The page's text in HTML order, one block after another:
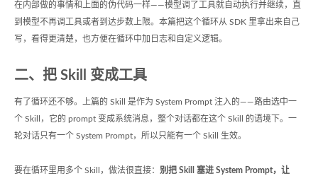
在内部做的事情和上面的伪代码一样——模型调了工具就自动执行并继续，直
到模型不再调工具或者到达步数上限。本篇把这个循环从 SDK 里拿出来自己
写，看得更清楚，也方便在循环中加日志和自定义逻辑。
二、把 Skill 变成工具
有了循环还不够。上篇的 Skill 是作为 System Prompt 注入的——路由选中一
个 Skill，它的 prompt 变成系统消息，整个对话都在这个 Skill 的语境下。一
轮对话只有一个 System Prompt，所以只能有一个 Skill 生效。
要在循环里用多个 Skill，做法很直接： 别把 Skill 塞进 System Prompt，让